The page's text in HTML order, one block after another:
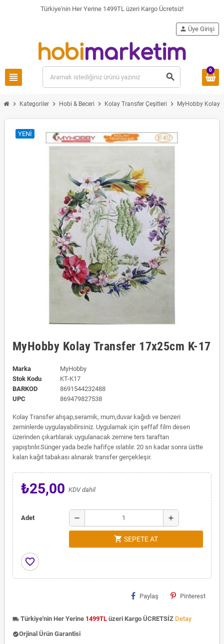
Türkiye'nin Her Yerine 1499TL üzeri Kargo Ücretsiz!
view_headline search
person Üye Girişi
0
chevron_right Kategoriler chevron_right Hobi & Beceri chevron_right Kolay Transfer Çeşitleri chevron_right MyHobby Kolay
YENI
MyHobby Kolay Transfer 17x25cm K-17
Marka
MyHobby
Stok Kodu
KT-K17
BARKOD
8691544232488
UPC
869479827538
Kolay Transfer ahşap,seramik, mum,duvar kağıdı ve benzeri
zeminlerde uygulayabilirsiniz. Uygulamak için şeffaf film desen
üzerinden çıkartılarak uygulanacak zemine ters taraftan
yapıştırılır.Sünger yada bezle hafifçe ıslatılır. 20 sn kadar sonra üstte
kalan kağıt tabakası alınarak transfer gerçekleşir.
₺25,00 KDV dahil
Adet remove add
shopping_cart SEPETE AT
favorite_border
Paylaş Pinterest
local_shipping Türkiye'nin Her Yerine 1499TL üzeri Kargo ÜCRETSİZ Detay
check_circleOrjinal Ürün Garantisi